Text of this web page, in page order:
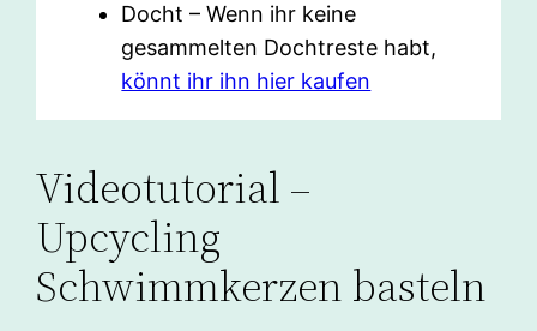
Docht – Wenn ihr keine
gesammelten Dochtreste habt,
könnt ihr ihn hier kaufen
Videotutorial –
Upcycling
Schwimmkerzen basteln